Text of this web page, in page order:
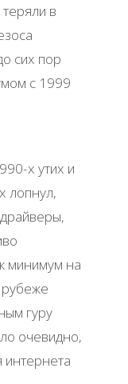
в
сих пор
с 1999
х утих и
лопнул,
минимум на
гуру
очевидно,
интернета